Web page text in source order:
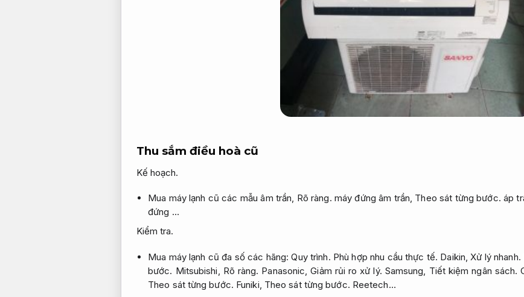
Thu sắm điều hoà cũ
Kế hoạch.
Mua máy lạnh cũ các mẫu âm trần, Rõ ràng. máy đứng âm trần, Theo sát từng bước. áp
đứng …
Kiểm tra.
Mua máy lạnh cũ đa số các hãng:Quy trình. Phù hợp nhu cầu thực tế. Daikin, Xử lý nhanh.
bước. Mitsubishi, Rõ ràng. Panasonic,Giảm rủi ro xử lý. Samsung, Tiết kiệm ngân sách.
Theo sát từng bước. Funiki, Theo sát từng bước. Reetech…